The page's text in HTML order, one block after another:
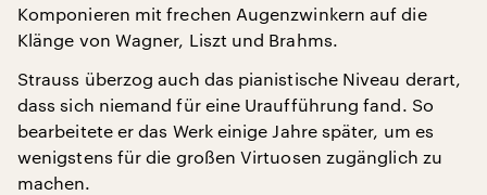
Komponieren mit frechen Augenzwinkern auf die
Klänge von Wagner, Liszt und Brahms.
Strauss überzog auch das pianistische Niveau derart,
dass sich niemand für eine Uraufführung fand. So
bearbeitete er das Werk einige Jahre später, um es
wenigstens für die großen Virtuosen zugänglich zu
machen.